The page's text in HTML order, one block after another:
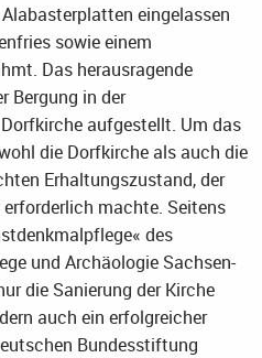
eingelassen
sowie einem
Das herausragende
Bergung in der
aufgestellt. Um das
die Dorfkirche als auch die
Erhaltungszustand, der
machte. Seitens
des
und Archäologie Sachsen-
die Sanierung der Kirche
auch ein erfolgreicher
Bundesstiftung